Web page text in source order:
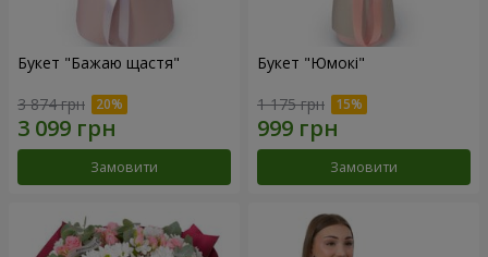
Букет "Бажаю щастя"
3 874 грн
Замовити
Букет "Юмокі"
1 175 грн
Замовити